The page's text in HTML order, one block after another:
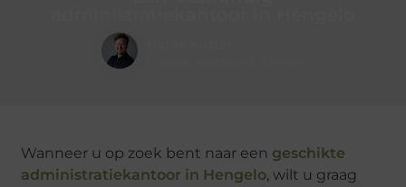
Wanneer u op zoek bent naar een geschikte
administratiekantoor in Hengelo, wilt u graag